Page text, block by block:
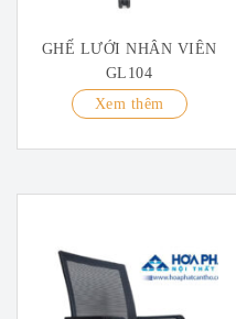
GHẾ LƯỚI NHÂN VIÊN
GL104
Xem thêm